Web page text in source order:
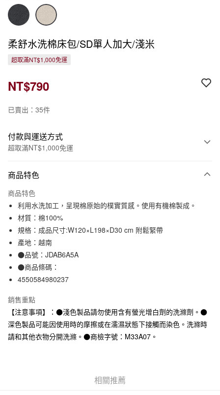
柔舒水洗棉床包/SD單人加大/淺米
超取滿NT$1,000免運
NT$790
已賣出：35件
付款與運送方式
超取滿NT$1,000免運
信用卡一次付款
信用卡分期付款
3 期 0 利率 每期
合作金庫商業銀行
第一商業銀行
華南商業銀行
上海商業儲蓄銀行
臺灣中小企業銀行
匯豐（台灣）商業銀行
元大商業銀行
玉山商業銀行
星展（台灣）商業銀行
台新國際商業銀行
中國信託商業銀行
台灣樂天信用卡公司
超商取貨付款
LINE Pay
Apple Pay
悠遊付
運送方式
商品特色
商品特色
利用水洗加工，呈現棉原始的樸實質感。使用有機棉製成。
材質：棉100%
規格：成品尺寸:W120×L198×D30 cm 附鬆緊帶
產地：越南
●品號：JDAB6A5A
●商品條碼：
4550584980237
銷售重點
【注意事項】：●淺色製品請勿使用含有螢光增白劑的洗滌劑。●
深色製品可能因使用時的摩擦或在濡濕狀態下接觸而染色。洗滌時
請和其他衣物分開洗滌。●商檢字號：M33A07。
相關推薦